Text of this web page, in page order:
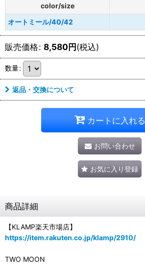
color/size
オートミール/40/42
販売価格: 8,580円(税込)
数量:
返品・交換について
カートに入れる
お問い合わせ
お気に入り登録
商品詳細
【KLAMP楽天市場店】
https://item.rakuten.co.jp/klamp/2910/
TWO MOON